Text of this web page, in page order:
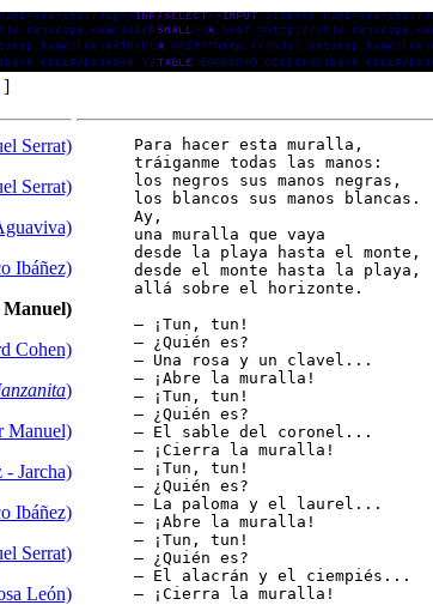
]
Serrat)
Serrat)
Ibáñez)
Cohen)
)
Manuel)
- Jarcha)
Ibáñez)
Serrat)
León)
      Para hacer esta muralla,
      tráiganme todas las manos:
      los negros sus manos negras,
      los blancos sus manos blancas.
      Ay,
      una muralla que vaya
      desde la playa hasta el monte,
      desde el monte hasta la playa,
      allá sobre el horizonte.
      — ¡Tun, tun!
      — ¿Quién es?
      — Una rosa y un clavel...
      — ¡Abre la muralla!
      — ¡Tun, tun!
      — ¿Quién es?
      — El sable del coronel...
      — ¡Cierra la muralla!
      — ¡Tun, tun!
      — ¿Quién es?
      — La paloma y el laurel...
      — ¡Abre la muralla!
      — ¡Tun, tun!
      — ¿Quién es?
      — El alacrán y el ciempiés...
      — ¡Cierra la muralla!